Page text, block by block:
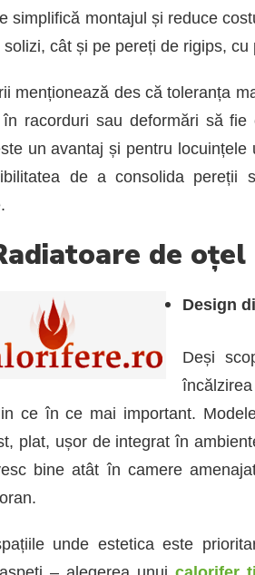
simplifică montajul și reduce
solizi, cât și pe pereți de rigips, cu
menționează des că toleranța
racorduri sau deformări să fie
un avantaj și pentru
de a consolida pereții
de
Design
Deși
ce în ce mai important.
plat, ușor de integrat în
bine atât în camere
unde estetica este